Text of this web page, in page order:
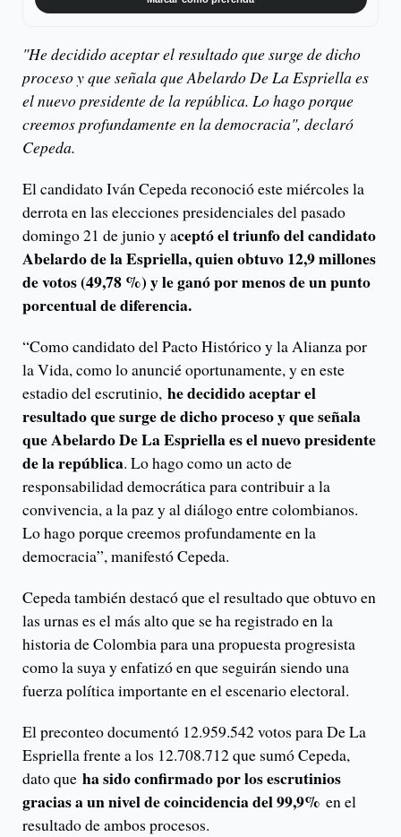
"He decidido aceptar el resultado que surge de dicho
proceso y que señala que Abelardo De La Espriella es
el nuevo presidente de la república. Lo hago porque
creemos profundamente en la democracia", declaró
Cepeda.
El candidato Iván Cepeda reconoció este miércoles la
derrota en las elecciones presidenciales del pasado
domingo 21 de junio y aceptó el triunfo del candidato
Abelardo de la Espriella, quien obtuvo 12,9 millones
de votos (49,78 %) y le ganó por menos de un punto
porcentual de diferencia.
“Como candidato del Pacto Histórico y la Alianza por
la Vida, como lo anuncié oportunamente, y en este
estadio del escrutinio, he decidido aceptar el
resultado que surge de dicho proceso y que señala
que Abelardo De La Espriella es el nuevo presidente
de la república. Lo hago como un acto de
responsabilidad democrática para contribuir a la
convivencia, a la paz y al diálogo entre colombianos.
Lo hago porque creemos profundamente en la
democracia”, manifestó Cepeda.
Cepeda también destacó que el resultado que obtuvo en
las urnas es el más alto que se ha registrado en la
historia de Colombia para una propuesta progresista
como la suya y enfatizó en que seguirán siendo una
fuerza política importante en el escenario electoral.
El preconteo documentó 12.959.542 votos para De La
Espriella frente a los 12.708.712 que sumó Cepeda,
dato que ha sido confirmado por los escrutinios
gracias a un nivel de coincidencia del 99,9% en el
resultado de ambos procesos.